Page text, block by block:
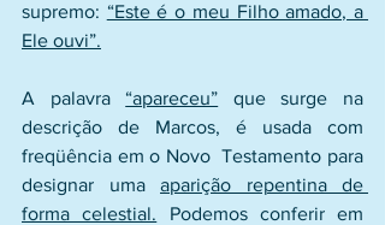
supremo: “Este é o meu Filho amado, a
Ele ouvi”.
A palavra “apareceu” que surge na
descrição de Marcos, é usada com
freqüência em o Novo  Testamento para
designar uma aparição repentina de
forma celestial. Podemos conferir em